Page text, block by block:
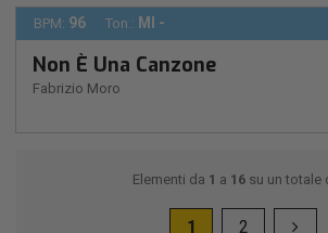
BPM: 96 Ton.: MI -
Non È Una Canzone
Fabrizio Moro
Elementi da 1 a 16su un totale
1 2